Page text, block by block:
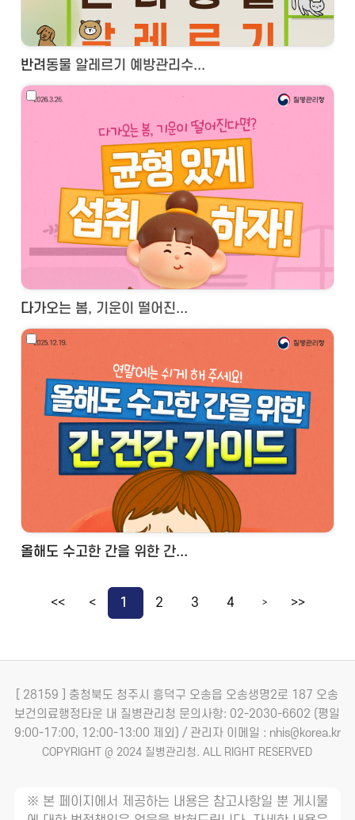
반려동물 알레르기 예방관리수...
다가오는 봄, 기운이 떨어진...
올해도 수고한 간을 위한 간...
<< < 1 2 3 4 > >>
[ 28159 ] 충청북도 청주시 흥덕구 오송읍 오송생명2로 187 오송
보건의료행정타운 내 질병관리청 문의사항: 02-2030-6602 (평일
9:00-17:00, 12:00-13:00 제외) / 관리자 이메일 : nhis@korea.kr
COPYRIGHT @ 2024 질병관리청. ALL RIGHT RESERVED
※ 본 페이지에서 제공하는 내용은 참고사항일 뿐 게시물